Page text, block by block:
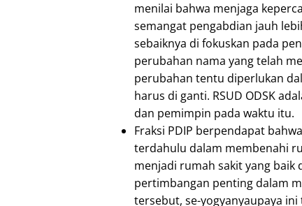
menilai bahwa menjaga
semangat pengabdian jauh
sebaiknya di fokuskan pada
perubahan nama yang telah
perubahan tentu diperlukan
harus di ganti. RSUD ODSK
dan pemimpin pada waktu itu.
Fraksi PDIP berpendapat
terdahulu dalam membenahi
menjadi rumah sakit yang baik
pertimbangan penting dalam
tersebut, se-yogyanyaupaya